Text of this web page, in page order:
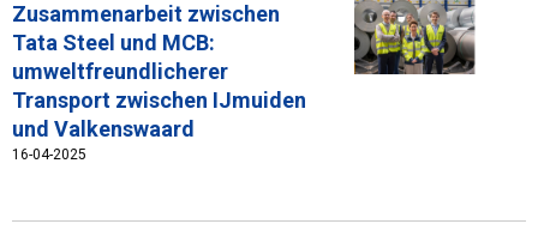
Zusammenarbeit zwischen
Tata Steel und MCB:
umweltfreundlicherer
Transport zwischen IJmuiden
und Valkenswaard
16-04-2025